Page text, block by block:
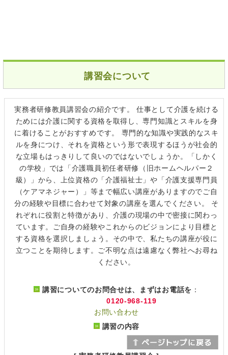
講習会について
実務者研修教員講習会の紹介です。 仕事として介護を続ける
ためには介護に関する資格を取得し、専門知識とスキルを身
に着けることがおすすめです。 専門的な知識や実践的なスキ
ルを身につけ、それを資格という形で表現するほうが社会的
な立場もはっきりして良いのではないでしょうか。「しかく
の学校」では「介護職員初任者研修（旧ホームヘルパー２
級）」から、上位資格の「介護福祉士」や「介護支援専門員
（ケアマネジャー）」等まで幅広い講座がありますのでご自
分の経験や目標に合わせて対象の講座を選んでください。 そ
れぞれに役割と特徴があり、介護の現場の中で密接に関わっ
ています。ご自身の経験やこれからのビジョンにより目標と
する資格を選択しましょう。その中で、私たちの講座が役に
立つことを期待します。ご不明な点は遠慮なく弊社へお尋ね
ください。
講習についてのお問合せは、まずはお電話を ：
0120-968-119
お問い合わせ
講習の内容